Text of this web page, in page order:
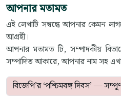
আপনার মতামত
এই লেখাটি সম্বন্ধে আপনার কেমন
আগ্রহী।
আপনার মতামত টি, সম্পাদকীয়
সম্পাদিত আকারে, আপনার নাম সহ